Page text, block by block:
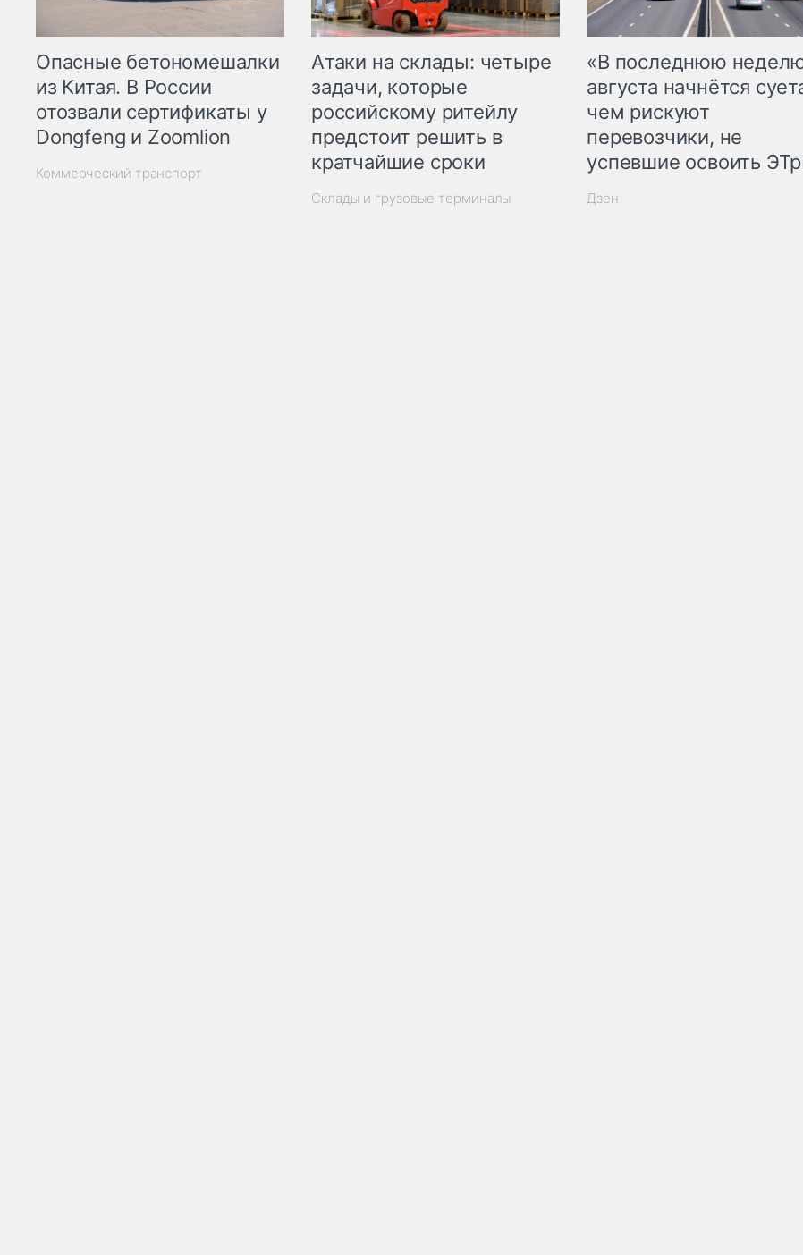
Опасные бетономешалки
из Китая. В России
отозвали сертификаты у
Dongfeng и Zoomlion
Коммерческий транспорт
Атаки на склады: четыре
задачи, которые
российскому ритейлу
предстоит решить в
кратчайшие сроки
Склады и грузовые терминалы
«В последнюю
августа начнётся
чем рискуют
перевозчики, не
успевшие освоить
Дзен